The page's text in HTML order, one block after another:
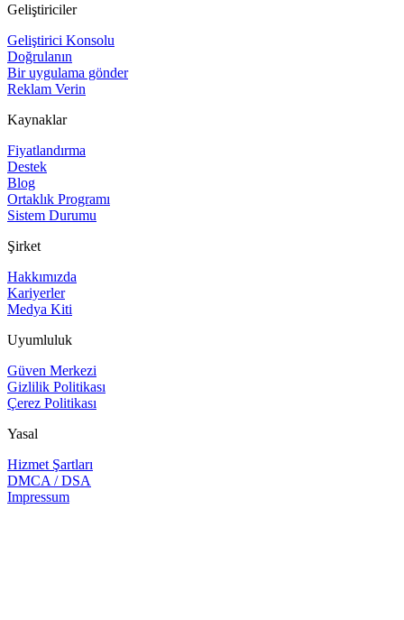
Geliştiriciler
Geliştirici Konsolu
Doğrulanın
Bir uygulama gönder
Reklam Verin
Kaynaklar
Fiyatlandırma
Destek
Blog
Ortaklık Programı
Sistem Durumu
Şirket
Hakkımızda
Kariyerler
Medya Kiti
Uyumluluk
Güven Merkezi
Gizlilik Politikası
Çerez Politikası
Yasal
Hizmet Şartları
DMCA / DSA
Impressum